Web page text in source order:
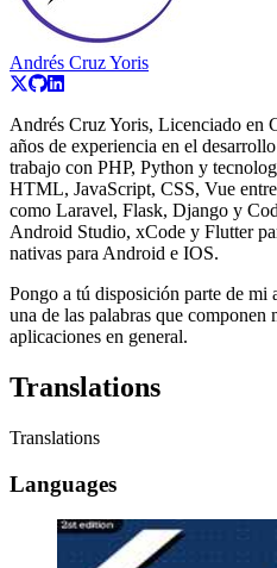
Andrés Cruz Yoris
Andrés Cruz Yoris, Licenciado en
años de experiencia en el
trabajo con PHP, Python y
HTML, JavaScript, CSS, Vue
como Laravel, Flask, Django y
Android Studio, xCode y Flutter
nativas para Android e IOS.
Pongo a tú disposición parte de mi
una de las palabras que
aplicaciones en general.
Translations
Translations
Languages